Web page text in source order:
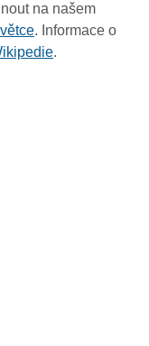
na našem
. Informace o
.